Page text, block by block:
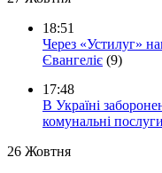
18:51
Через «Устилуг»
Євангеліє (9)
17:48
В Україні
комунальні
26 Жовтня